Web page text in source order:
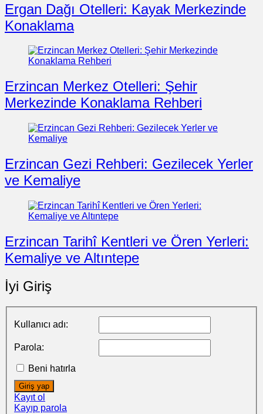
Ergan Dağı Otelleri: Kayak Merkezinde
Konaklama
Erzincan Merkez Otelleri: Şehir
Merkezinde Konaklama Rehberi
Erzincan Gezi Rehberi: Gezilecek Yerler
ve Kemaliye
Erzincan Tarihî Kentleri ve Ören Yerleri:
Kemaliye ve Altıntepe
İyi Giriş
Kullanıcı adı:
Parola:
Beni hatırla
Giriş yap
Kayıt ol
Kayıp parola